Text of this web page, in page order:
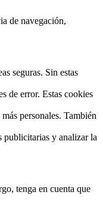
de navegación,
seguras. Sin estas
de error. Estas cookies
personales. También
publicitarias y analizar la
tenga en cuenta que